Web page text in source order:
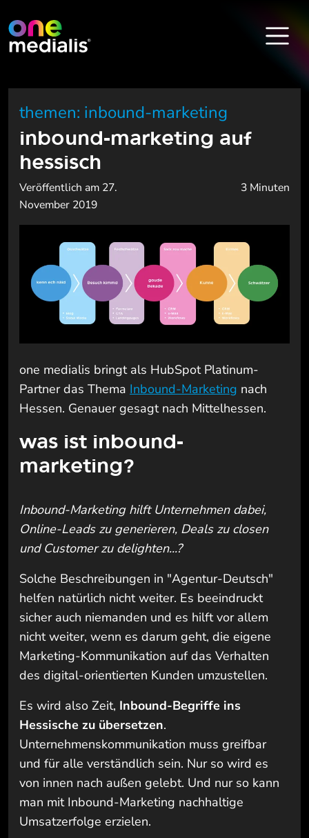
themen: inbound-marketing
inbound-marketing auf
hessisch
Veröffentlich am 27.
November 2019
3 Minuten
one medialis bringt als HubSpot Platinum-
Partner das Thema Inbound-Marketing nach
Hessen. Genauer gesagt nach Mittelhessen.
was ist inbound-
marketing?
Inbound-Marketing hilft Unternehmen dabei,
Online-Leads zu generieren, Deals zu closen
und Customer zu delighten...?
Solche Beschreibungen in "Agentur-Deutsch"
helfen natürlich nicht weiter. Es beeindruckt
sicher auch niemanden und es hilft vor allem
nicht weiter, wenn es darum geht, die eigene
Marketing-Kommunikation auf das Verhalten
des digital-orientierten Kunden umzustellen.
Es wird also Zeit, Inbound-Begriffe ins
Hessische zu übersetzen.
Unternehmenskommunikation muss greifbar
und für alle verständlich sein. Nur so wird es
von innen nach außen gelebt. Und nur so kann
man mit Inbound-Marketing nachhaltige
Umsatzerfolge erzielen.